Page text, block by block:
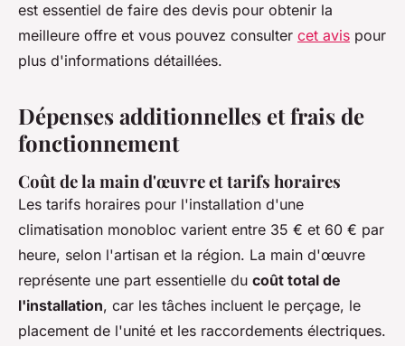
est essentiel de faire des devis pour obtenir la
meilleure offre et vous pouvez consulter cet avis pour
plus d'informations détaillées.
Dépenses additionnelles et frais de
fonctionnement
Coût de la main d'œuvre et tarifs horaires
Les tarifs horaires pour l'installation d'une
climatisation monobloc varient entre 35 € et 60 € par
heure, selon l'artisan et la région. La main d'œuvre
représente une part essentielle du coût total de
l'installation, car les tâches incluent le perçage, le
placement de l'unité et les raccordements électriques.